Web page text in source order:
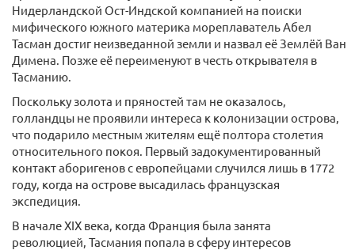
Нидерландской Ост-Индской компанией на поиски
мифического южного материка мореплаватель Абел
Тасман достиг неизведанной земли и назвал её Землёй Ван
Димена. Позже её переименуют в честь открывателя в
Тасманию.
Поскольку золота и пряностей там не оказалось,
голландцы не проявили интереса к колонизации острова,
что подарило местным жителям ещё полтора столетия
относительного покоя. Первый задокументированный
контакт аборигенов с европейцами случился лишь в 1772
году, когда на острове высадилась французская
экспедиция.
В начале XIX века, когда Франция была занята
революцией, Тасмания попала в сферу интересов